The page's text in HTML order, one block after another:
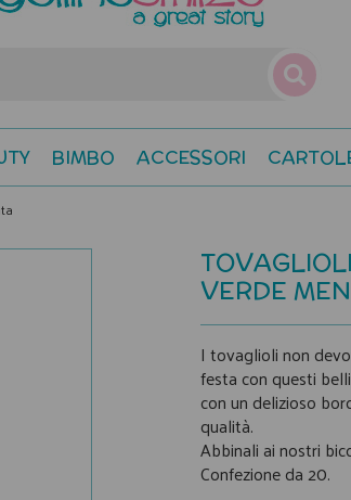
BIMBO ACCESSORI
VERDE
I tovaglioli non
festa con questi
con un delizioso
qualità.
Abbinali ai nostri
Confezione da 20.